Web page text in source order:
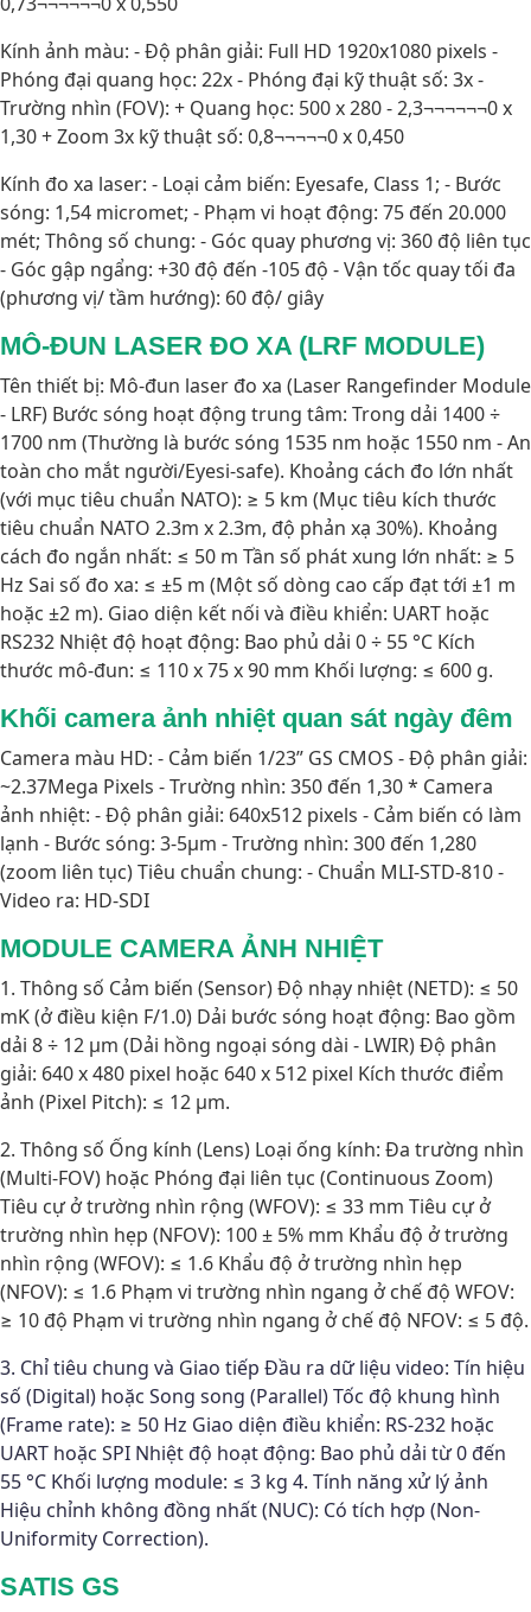
Kính ảnh màu: - Độ phân giải: Full HD 1920x1080 pixels -
Phóng đại quang học: 22x - Phóng đại kỹ thuật số: 3x -
Trường nhìn (FOV): + Quang học: 500 x 280 - 2,3¬¬¬¬¬¬0 x
1,30 + Zoom 3x kỹ thuật số: 0,8¬¬¬¬¬0 x 0,450
Kính đo xa laser: - Loại cảm biến: Eyesafe, Class 1; - Bước
sóng: 1,54 micromet; - Phạm vi hoạt động: 75 đến 20.000
mét; Thông số chung: - Góc quay phương vị: 360 độ liên tục
- Góc gập ngẩng: +30 độ đến -105 độ - Vận tốc quay tối đa
(phương vị/ tầm hướng): 60 độ/ giây
MÔ-ĐUN LASER ĐO XA (LRF MODULE)
Tên thiết bị: Mô-đun laser đo xa (Laser Rangefinder Module
- LRF) Bước sóng hoạt động trung tâm: Trong dải 1400 ÷
1700 nm (Thường là bước sóng 1535 nm hoặc 1550 nm - An
toàn cho mắt người/Eyesi-safe). Khoảng cách đo lớn nhất
(với mục tiêu chuẩn NATO): ≥ 5 km (Mục tiêu kích thước
tiêu chuẩn NATO 2.3m x 2.3m, độ phản xạ 30%). Khoảng
cách đo ngắn nhất: ≤ 50 m Tần số phát xung lớn nhất: ≥ 5
Hz Sai số đo xa: ≤ ±5 m (Một số dòng cao cấp đạt tới ±1 m
hoặc ±2 m). Giao diện kết nối và điều khiển: UART hoặc
RS232 Nhiệt độ hoạt động: Bao phủ dải 0 ÷ 55 °C Kích
thước mô-đun: ≤ 110 x 75 x 90 mm Khối lượng: ≤ 600 g.
Khối camera ảnh nhiệt quan sát ngày đêm
Camera màu HD: - Cảm biến 1/23” GS CMOS - Độ phân giải:
~2.37Mega Pixels - Trường nhìn: 350 đến 1,30 * Camera
ảnh nhiệt: - Độ phân giải: 640x512 pixels - Cảm biến có làm
lạnh - Bước sóng: 3-5µm - Trường nhìn: 300 đến 1,280
(zoom liên tục) Tiêu chuẩn chung: - Chuẩn MLI-STD-810 -
Video ra: HD-SDI
MODULE CAMERA ẢNH NHIỆT
1. Thông số Cảm biến (Sensor) Độ nhạy nhiệt (NETD): ≤ 50
mK (ở điều kiện F/1.0) Dải bước sóng hoạt động: Bao gồm
dải 8 ÷ 12 μm (Dải hồng ngoại sóng dài - LWIR) Độ phân
giải: 640 x 480 pixel hoặc 640 x 512 pixel Kích thước điểm
ảnh (Pixel Pitch): ≤ 12 μm.
2. Thông số Ống kính (Lens) Loại ống kính: Đa trường nhìn
(Multi-FOV) hoặc Phóng đại liên tục (Continuous Zoom)
Tiêu cự ở trường nhìn rộng (WFOV): ≤ 33 mm Tiêu cự ở
trường nhìn hẹp (NFOV): 100 ± 5% mm Khẩu độ ở trường
nhìn rộng (WFOV): ≤ 1.6 Khẩu độ ở trường nhìn hẹp
(NFOV): ≤ 1.6 Phạm vi trường nhìn ngang ở chế độ WFOV:
≥ 10 độ Phạm vi trường nhìn ngang ở chế độ NFOV: ≤ 5 độ.
3. Chỉ tiêu chung và Giao tiếp Đầu ra dữ liệu video: Tín hiệu
số (Digital) hoặc Song song (Parallel) Tốc độ khung hình
(Frame rate): ≥ 50 Hz Giao diện điều khiển: RS-232 hoặc
UART hoặc SPI Nhiệt độ hoạt động: Bao phủ dải từ 0 đến
55 °C Khối lượng module: ≤ 3 kg 4. Tính năng xử lý ảnh
Hiệu chỉnh không đồng nhất (NUC): Có tích hợp (Non-
Uniformity Correction).
SATIS GS